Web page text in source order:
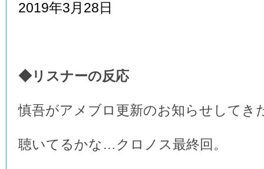
2019年3月28日
◆リスナーの反応
慎吾がアメブロ更新のお知らせしてき
聴いてるかな…クロノス最終回。